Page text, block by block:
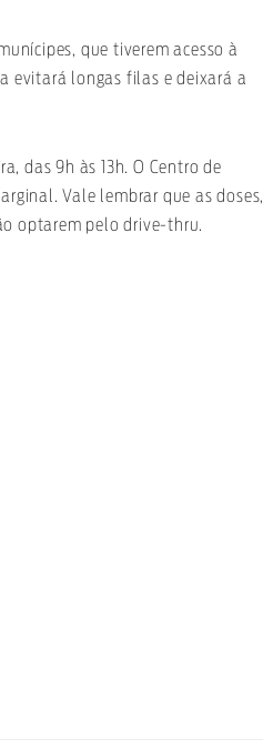
que tiverem acesso à
evitará longas filas e deixará a
das 9h às 13h. O Centro de
Vale lembrar que as doses,
optarem pelo drive-thru.